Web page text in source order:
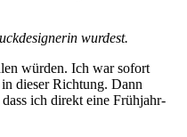
wurdest.
würden. Ich war sofort
dieser Richtung. Dann
ich direkt eine Frühjahr-